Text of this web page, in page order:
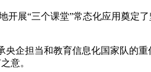
展“三个课堂”常态化应用奠
企担当和教育信息化国家队的
意。